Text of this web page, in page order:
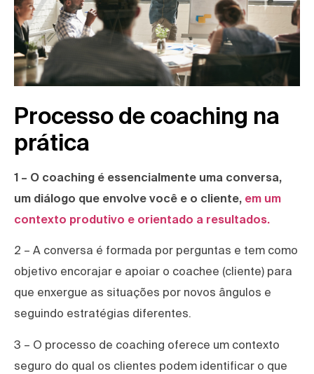
Processo de coaching na
prática
1 – O coaching é essencialmente uma conversa,
um diálogo que envolve você e o cliente, em um
contexto produtivo e orientado a resultados.
2 – A conversa é formada por perguntas e tem como
objetivo encorajar e apoiar o coachee (cliente) para
que enxergue as situações por novos ângulos e
seguindo estratégias diferentes.
3 – O processo de coaching oferece um contexto
seguro do qual os clientes podem identificar o que